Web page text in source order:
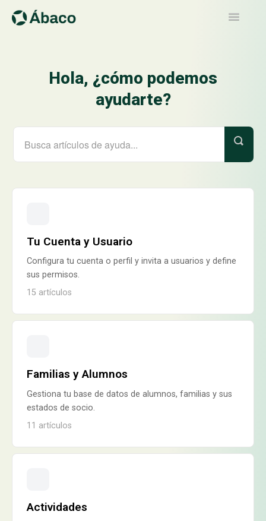
Toggle
Contacto
Hola, ¿cómo podemos
ayudarte?
Tu Cuenta y Usuario
Configura tu cuenta o perfil y invita a usuarios y define
sus permisos.
15 artículos
Familias y Alumnos
Gestiona tu base de datos de alumnos, familias y sus
estados de socio.
11 artículos
Actividades